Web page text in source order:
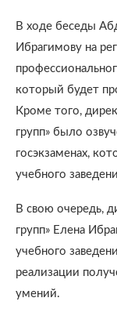
В ходе беседы
Ибрагимову на
который будет
Кроме того,
групп» было
госэкзаменах,
учебного
В свою очередь,
групп» Елена
учебного
реализации
умений.